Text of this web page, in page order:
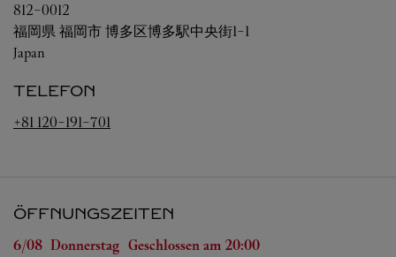
812-0012
福岡県 福岡市 博多区博多駅中央街1-1
Japan
TELEFON
+81 120-191-701
ÖFFNUNGSZEITEN
WochentagÖffnungszeiten
6/08 Donnerstag Geschlossen am 20:00